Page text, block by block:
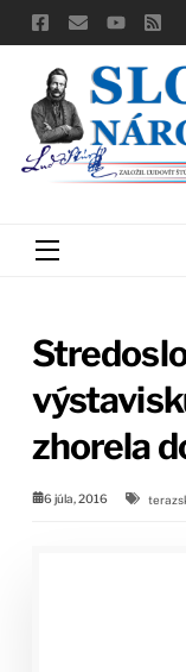
Skip
to
content
Menu
zhorela
6 júla, 2016